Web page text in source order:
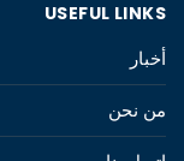
USEFUL LINKS
أخبار
من نحن